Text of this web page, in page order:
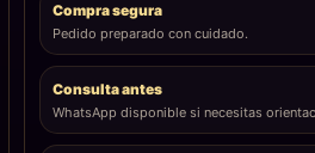
Compra segura
Pedido preparado con cuidado.
Consulta antes
WhatsApp disponible si necesitas